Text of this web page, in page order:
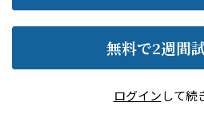
無料で2週間
ログインして続